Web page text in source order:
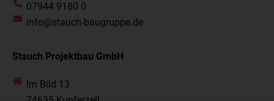
07944 9180 0
info@stauch-baugruppe.de
Stauch Projektbau GmbH
Im Bild 13